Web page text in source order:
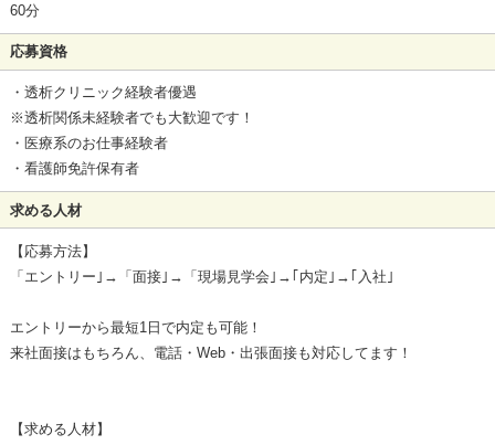
60分
応募資格
・透析クリニック経験者優遇
※透析関係未経験者でも大歓迎です！
・医療系のお仕事経験者
・看護師免許保有者
求める人材
【応募方法】
「エントリー｣→「面接｣→「現場見学会｣→｢内定｣→｢入社｣
エントリーから最短1日で内定も可能！
来社面接はもちろん、電話・Web・出張面接も対応してます！
【求める人材】